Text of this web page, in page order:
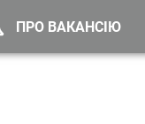
ПРО ВАКАНСІЮ